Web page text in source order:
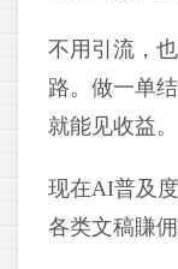
不用引流，
路。做一单
就能见收益。
现在AI普及
各类文稿賺